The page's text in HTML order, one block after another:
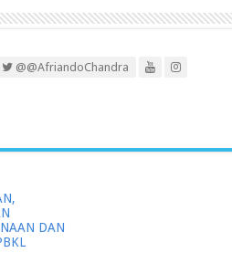
@@AfriandoChandra
DAN